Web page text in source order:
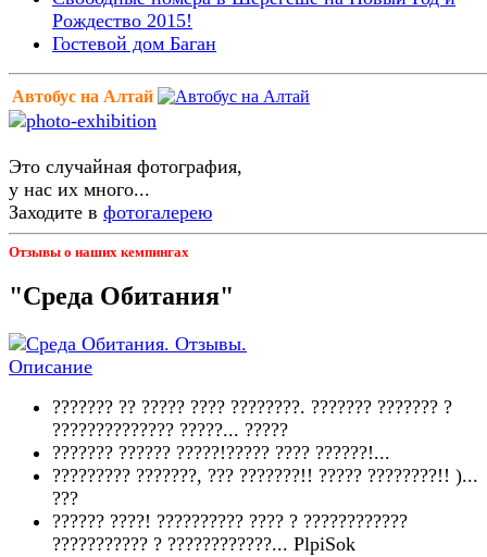
Рождество 2015!
Гостевой дом Баган
Автобус на Алтай
Это случайная фотография,
у нас их много...
Заходите в фотогалерею
Отзывы о наших кемпингах
"Среда Обитания"
??????? ?? ????? ???? ????????. ??????? ??????? ?
?????????????? ?????... ?????
??????? ?????? ?????!????? ???? ??????!...
????????? ???????, ??? ???????!! ????? ????????!! )...
???
?????? ????! ?????????? ???? ? ????????????
??????????? ? ????????????... PlpiSok